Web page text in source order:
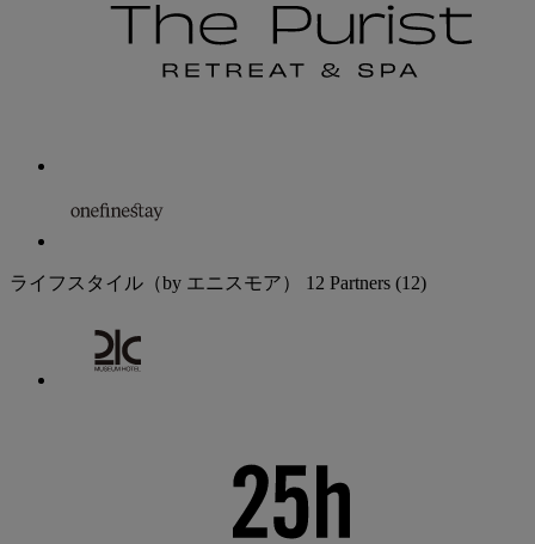
ライフスタイル（by エニスモア） 12 Partners (12)